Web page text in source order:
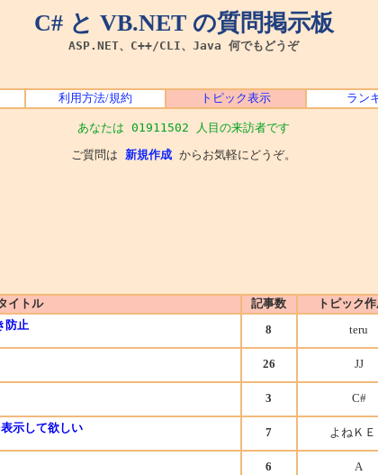
C# と VB.NET の質問掲示板
ASP.NET、C++/CLI、Java 何でもどうぞ
利用方法/規約 トピック表示 ラン
あなたは 01911502 人目の来訪者です
ご質問は 新規作成 からお気軽にどうぞ。
イトル 記事数 トピック
防止 8 teru
26 JJ
3 C#
示して欲しい 7 よねＫＥ
6 A